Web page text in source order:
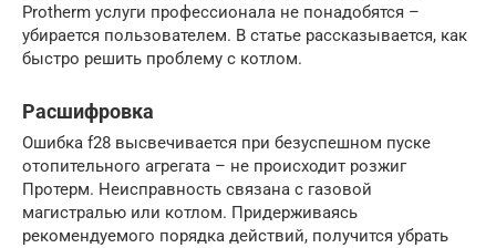
Protherm услуги профессионала не понадобятся –
убирается пользователем. В статье рассказывается, как
быстро решить проблему с котлом.
Расшифровка
Ошибка f28 высвечивается при безуспешном пуске
отопительного агрегата – не происходит розжиг
Протерм. Неисправность связана с газовой
магистралью или котлом. Придерживаясь
рекомендуемого порядка действий, получится убрать